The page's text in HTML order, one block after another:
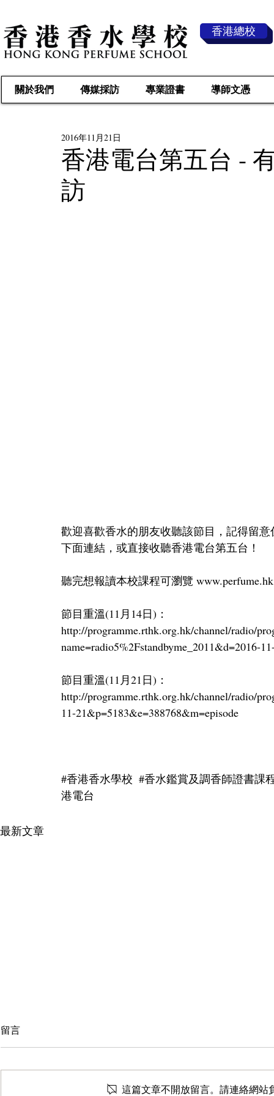
香港總校
關於我們 傳媒採訪 專業證書 導師文憑
香港電台第五台 -
訪
2016年11月21日
歡迎喜歡香水的朋友收聽該節目，記得留
下面連結，或直接收聽香港電台第五台！
聽完想報讀本校課程可瀏覽
節目重溫(11月14日)：
http://programme.rthk.org.hk/channel/radio/
name=radio5%2Fstandbyme_2011&d=2016-
節目重溫(11月21日)：
http://programme.rthk.org.hk/channel/radio/
11-21&p=5183&e=388768&m=episode
#香港香水學校 #香水鑑賞及調香師證書課
港電台
最新文章
留言
這篇文章不開放留言。請連絡網站